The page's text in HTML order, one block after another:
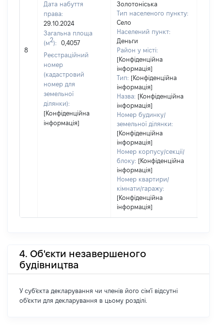
8
Дата набуття
права:
29.10.2024
Загальна площа
(м2):
0,4057
Реєстраційний
номер
(кадастровий
номер для
земельної
ділянки):
[Конфіденційна
інформація]
Золотоніська
Тип населеного пункту:
Село
Населений пункт:
Деньги
Район у місті:
[Конфіденційна
інформація]
Тип: [Конфіденційна
інформація]
Назва: [Конфіденційна
інформація]
Номер будинку/
земельної ділянки:
[Конфіденційна
інформація]
Номер корпусу/секції/
блоку: [Конфіденційна
інформація]
Номер квартири/
кімнати/гаражу:
[Конфіденційна
інформація]
4. Об'єкти незавершеного
будівництва
У суб'єкта декларування чи членів його сім'ї відсутні
об'єкти для декларування в цьому розділі.